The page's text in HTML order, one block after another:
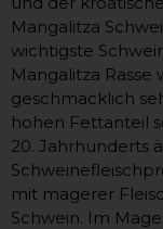
Mangalitza
wichtigste
Mangalitza
geschmacklich
hohen Fettanteil
20. Jahrhunderts
mit magerer
Schwein. Im